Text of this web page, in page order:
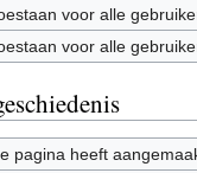
voor alle
voor alle
pagina heeft